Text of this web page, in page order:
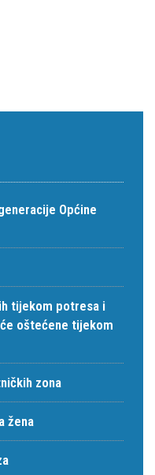
Općine
tijekom potresa i
oštećene tijekom
zona
žena